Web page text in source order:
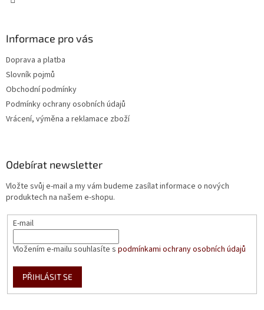
Informace pro vás
Doprava a platba
Slovník pojmů
Obchodní podmínky
Podmínky ochrany osobních údajů
Vrácení, výměna a reklamace zboží
Odebírat newsletter
Vložte svůj e-mail a my vám budeme zasílat informace o nových
produktech na našem e-shopu.
E-mail
Vložením e-mailu souhlasíte s podmínkami ochrany osobních údajů
PŘIHLÁSIT SE